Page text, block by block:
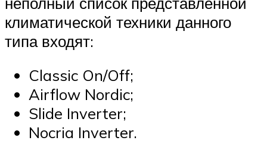
климатической техники данного
типа входят:
Classic On/Off;
Airflow Nordic;
Slide Inverter;
Nocria Inverter.